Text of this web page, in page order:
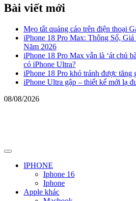
Bài viết mới
Mẹo tắt quảng cáo trên điện thoại
iPhone 18 Pro Max: Thông Số,
Năm 2026
iPhone 18 Pro Max vẫn là ‘át chủ
có iPhone Ultra?
iPhone 18 Pro khó tránh được
iPhone Ultra gập – thiết kế mới lạ
08/08/2026
Primary
IPHONE
Iphone 16
Iphone
Apple khác